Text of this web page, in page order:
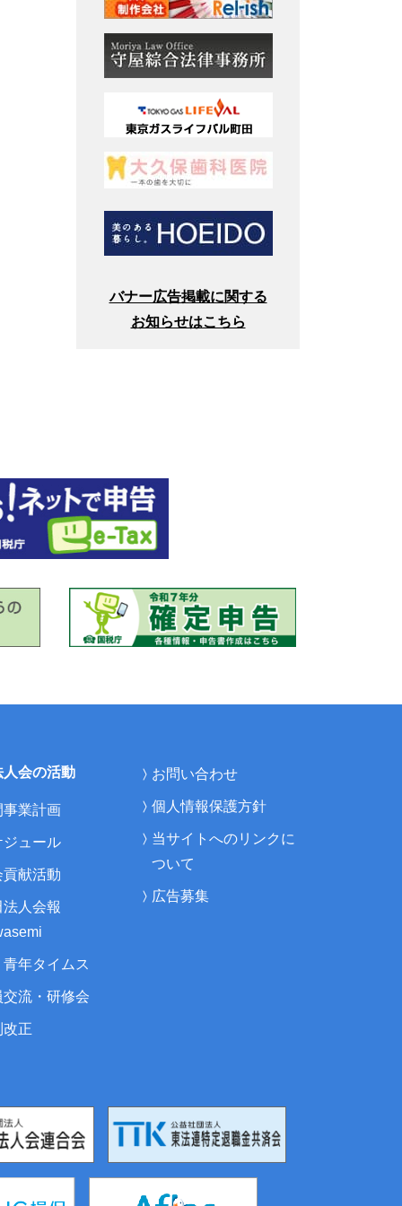
バナー広告掲載に関する
お知らせはこちら
人会の活動
事業計画
ジュール
貢献活動
人会報
年タイムス
交流・研修会
改正
お問い合わせ
個人情報保護方針
当サイトへのリンクに
ついて
広告募集